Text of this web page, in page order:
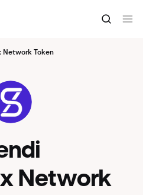
Network Token
SNX
Network